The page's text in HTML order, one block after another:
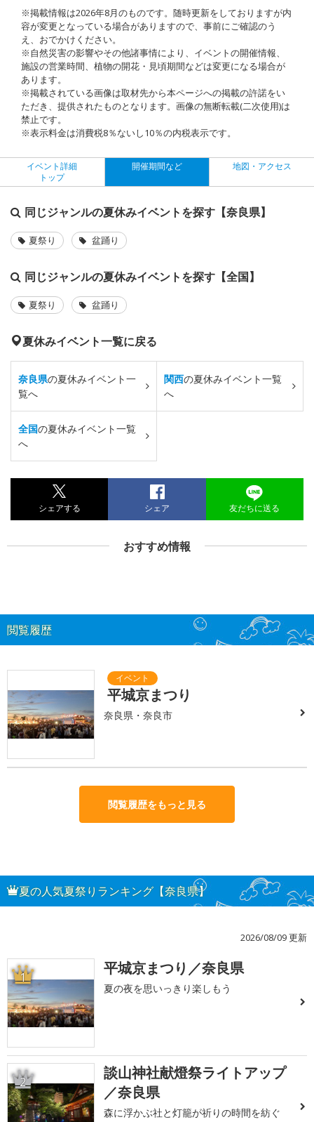
※掲載情報は2026年8月のものです。随時更新をしておりますが内
容が変更となっている場合がありますので、事前にご確認のう
え、おでかけください。
※自然災害の影響やその他諸事情により、イベントの開催情報、
施設の営業時間、植物の開花・見頃期間などは変更になる場合が
あります。
※掲載されている画像は取材先から本ページへの掲載の許諾をい
ただき、提供されたものとなります。画像の無断転載(二次使用)は
禁止です。
※表示料金は消費税8％ないし10％の内税表示です。
イベント詳細
トップ
開催期間など 地図・アクセス
同じジャンルの夏休みイベントを探す【奈良県】
夏祭り 盆踊り
同じジャンルの夏休みイベントを探す【全国】
夏祭り 盆踊り
夏休みイベント一覧に戻る
奈良県の夏休みイベント一
覧へ
関西の夏休みイベント一覧
へ
全国の夏休みイベント一覧
へ
シェアする シェア 友だちに送る
おすすめ情報
閲覧履歴
平城京まつり
奈良県・奈良市
閲覧履歴をもっと見る
夏の人気夏祭りランキング【奈良県】
2026/08/09 更新
1 平城京まつり／奈良県
夏の夜を思いっきり楽しもう
2
談山神社献燈祭ライトアップ
／奈良県
森に浮かぶ社と灯籠が祈りの時間を紡ぐ